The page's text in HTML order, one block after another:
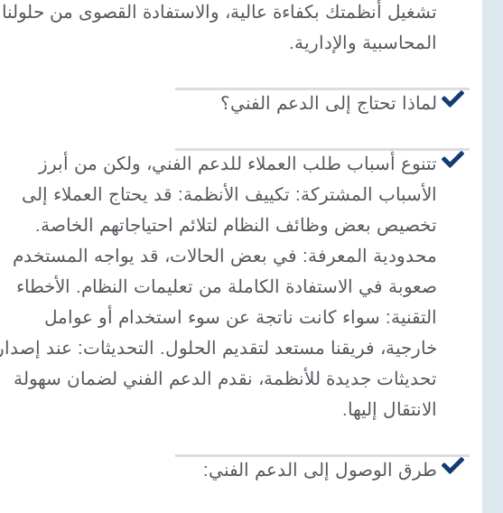
تشغيل أنظمتك بكفاءة عالية، والاستفادة القصوى من حلولنا
المحاسبية والإدارية.
لماذا تحتاج إلى الدعم الفني؟
تتنوع أسباب طلب العملاء للدعم الفني، ولكن من أبرز
الأسباب المشتركة: تكييف الأنظمة: قد يحتاج العملاء إلى
تخصيص بعض وظائف النظام لتلائم احتياجاتهم الخاصة.
محدودية المعرفة: في بعض الحالات، قد يواجه المستخدم
صعوبة في الاستفادة الكاملة من تعليمات النظام. الأخطاء
التقنية: سواء كانت ناتجة عن سوء استخدام أو عوامل
خارجية، فريقنا مستعد لتقديم الحلول. التحديثات: عند إصدار
تحديثات جديدة للأنظمة، نقدم الدعم الفني لضمان سهولة
الانتقال إليها.
طرق الوصول إلى الدعم الفني: